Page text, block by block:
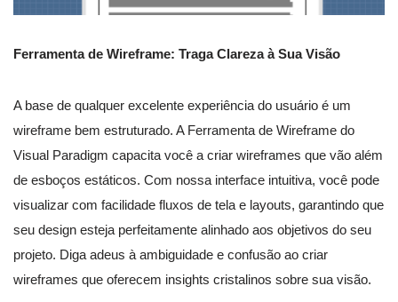
Ferramenta de Wireframe: Traga Clareza à Sua Visão
A base de qualquer excelente experiência do usuário é um
wireframe bem estruturado. A Ferramenta de Wireframe do
Visual Paradigm capacita você a criar wireframes que vão além
de esboços estáticos. Com nossa interface intuitiva, você pode
visualizar com facilidade fluxos de tela e layouts, garantindo que
seu design esteja perfeitamente alinhado aos objetivos do seu
projeto. Diga adeus à ambiguidade e confusão ao criar
wireframes que oferecem insights cristalinos sobre sua visão.